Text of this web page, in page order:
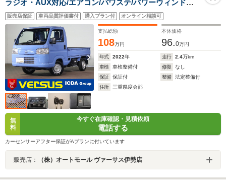
ラジオ・AUX対応/エアコン/パワステ/パワーウィンドウ/
運転席エアバッグ/ABS/キーレスエントリー/作業灯/荷台
マット&プロテクターガード/3方開/ワンオーナー禁煙/ユ
ーザー買取車
販売店保証 車両品質評価書付 購入プラン付 オンライン相談可
支払総額
108万円
本体価格
96.0万円
年式 2022年 走行 2.4万km
車検
車検整備付 修復
なし
保証
保証付 整備
法定整備付
住所
三重県度会郡
無
料
今すぐ在庫確認・見積依頼
電話する
カーセンサーアフター保証がAプランに付いています
販売店： （株）オートモール ヴァーサス伊勢店